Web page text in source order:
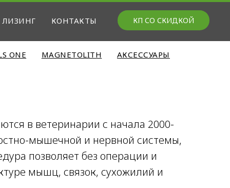
ЛИЗИНГ КОНТАКТЫ КП СО СКИДКОЙ
ONE MAGNETOLITH АКСЕССУАРЫ
в ветеринарии с начала 2000-
мышечной и нервной системы,
позволяет без операции и
мышц, связок, сухожилий и